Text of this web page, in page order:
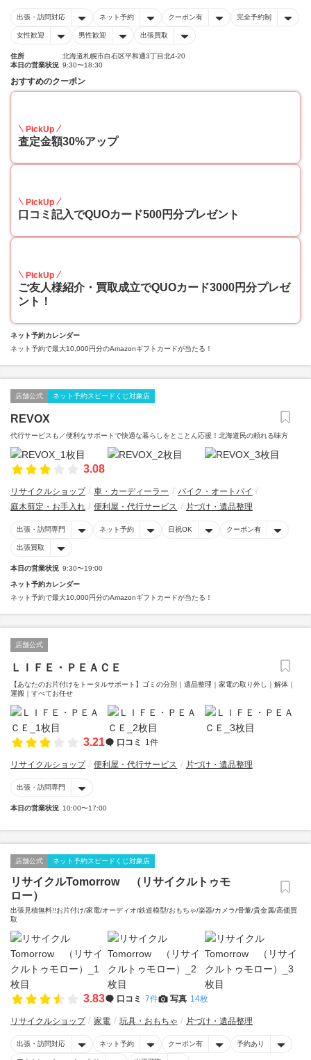
出張・訪問対応 ネット予約 クーポン有 完全予約制
女性歓迎 男性歓迎 出張買取
住所
北海道札幌市白石区平和通3丁目北4-20
本日の営業状況 9:30〜18:30
おすすめのクーポン
PickUp
査定金額30%アップ
PickUp
口コミ記入でQUOカード500円分プレゼント
PickUp
ご友人様紹介・買取成立でQUOカード3000円分プレゼ
ント！
ネット予約カレンダー
ネット予約で最大10,000円分のAmazonギフトカードが当たる！
店舗公式 ネット予約スピードくじ対象店
REVOX
代行サービスも／便利なサポートで快適な暮らしをとことん応援！北海道民の頼れる味方
3.08
リサイクルショップ 車・カーディーラー
バイク・オートバイ
庭木剪定・お手入れ
便利屋・代行サービス 片づけ・遺品整理
出張・訪問専門 ネット予約 日祝OK クーポン有
出張買取
本日の営業状況 9:30〜19:00
ネット予約カレンダー
ネット予約で最大10,000円分のAmazonギフトカードが当たる！
店舗公式
ＬＩＦＥ・ＰＥＡＣＥ
【あなたのお片付けをトータルサポート】ゴミの分別｜遺品整理｜家電の取り外し｜解体｜
運搬｜すべてお任せ
3.21 口コミ 1件
リサイクルショップ 便利屋・代行サービス 片づけ・遺品整理
出張・訪問専門
本日の営業状況 10:00〜17:00
店舗公式 ネット予約スピードくじ対象店
リサイクルTomorrow （リサイクルトゥモ
ロー）
出張見積無料!!お片付け/家電/オーディオ/鉄道模型/おもちゃ/楽器/カメラ/骨董/貴金属/高価買
取
3.83 口コミ 7件 写真 14枚
リサイクルショップ 家電 玩具・おもちゃ 片づけ・遺品整理
出張・訪問対応 ネット予約 クーポン有 予約あり